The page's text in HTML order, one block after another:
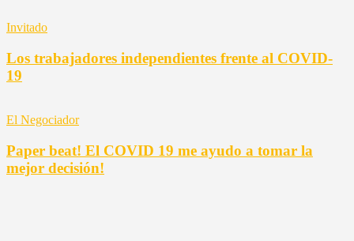
Invitado
Los trabajadores independientes frente al COVID-
19
El Negociador
Paper beat! El COVID 19 me ayudo a tomar la
mejor decisión!